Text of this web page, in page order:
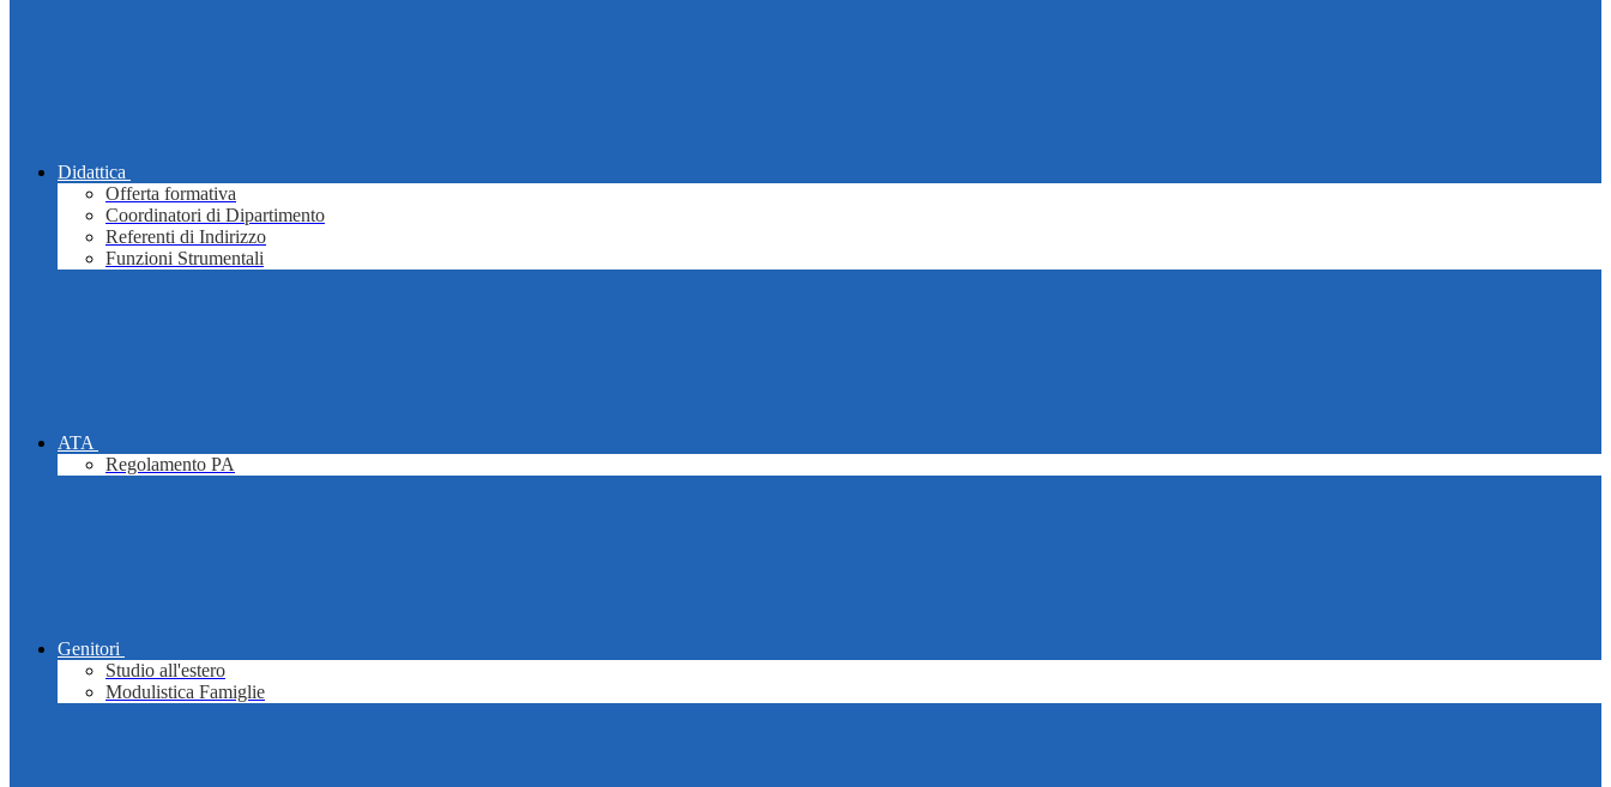
Didattica
Offerta formativa
Coordinatori di Dipartimento
Referenti di Indirizzo
Funzioni Strumentali
ATA
Regolamento PA
Genitori
Studio all'estero
Modulistica Famiglie